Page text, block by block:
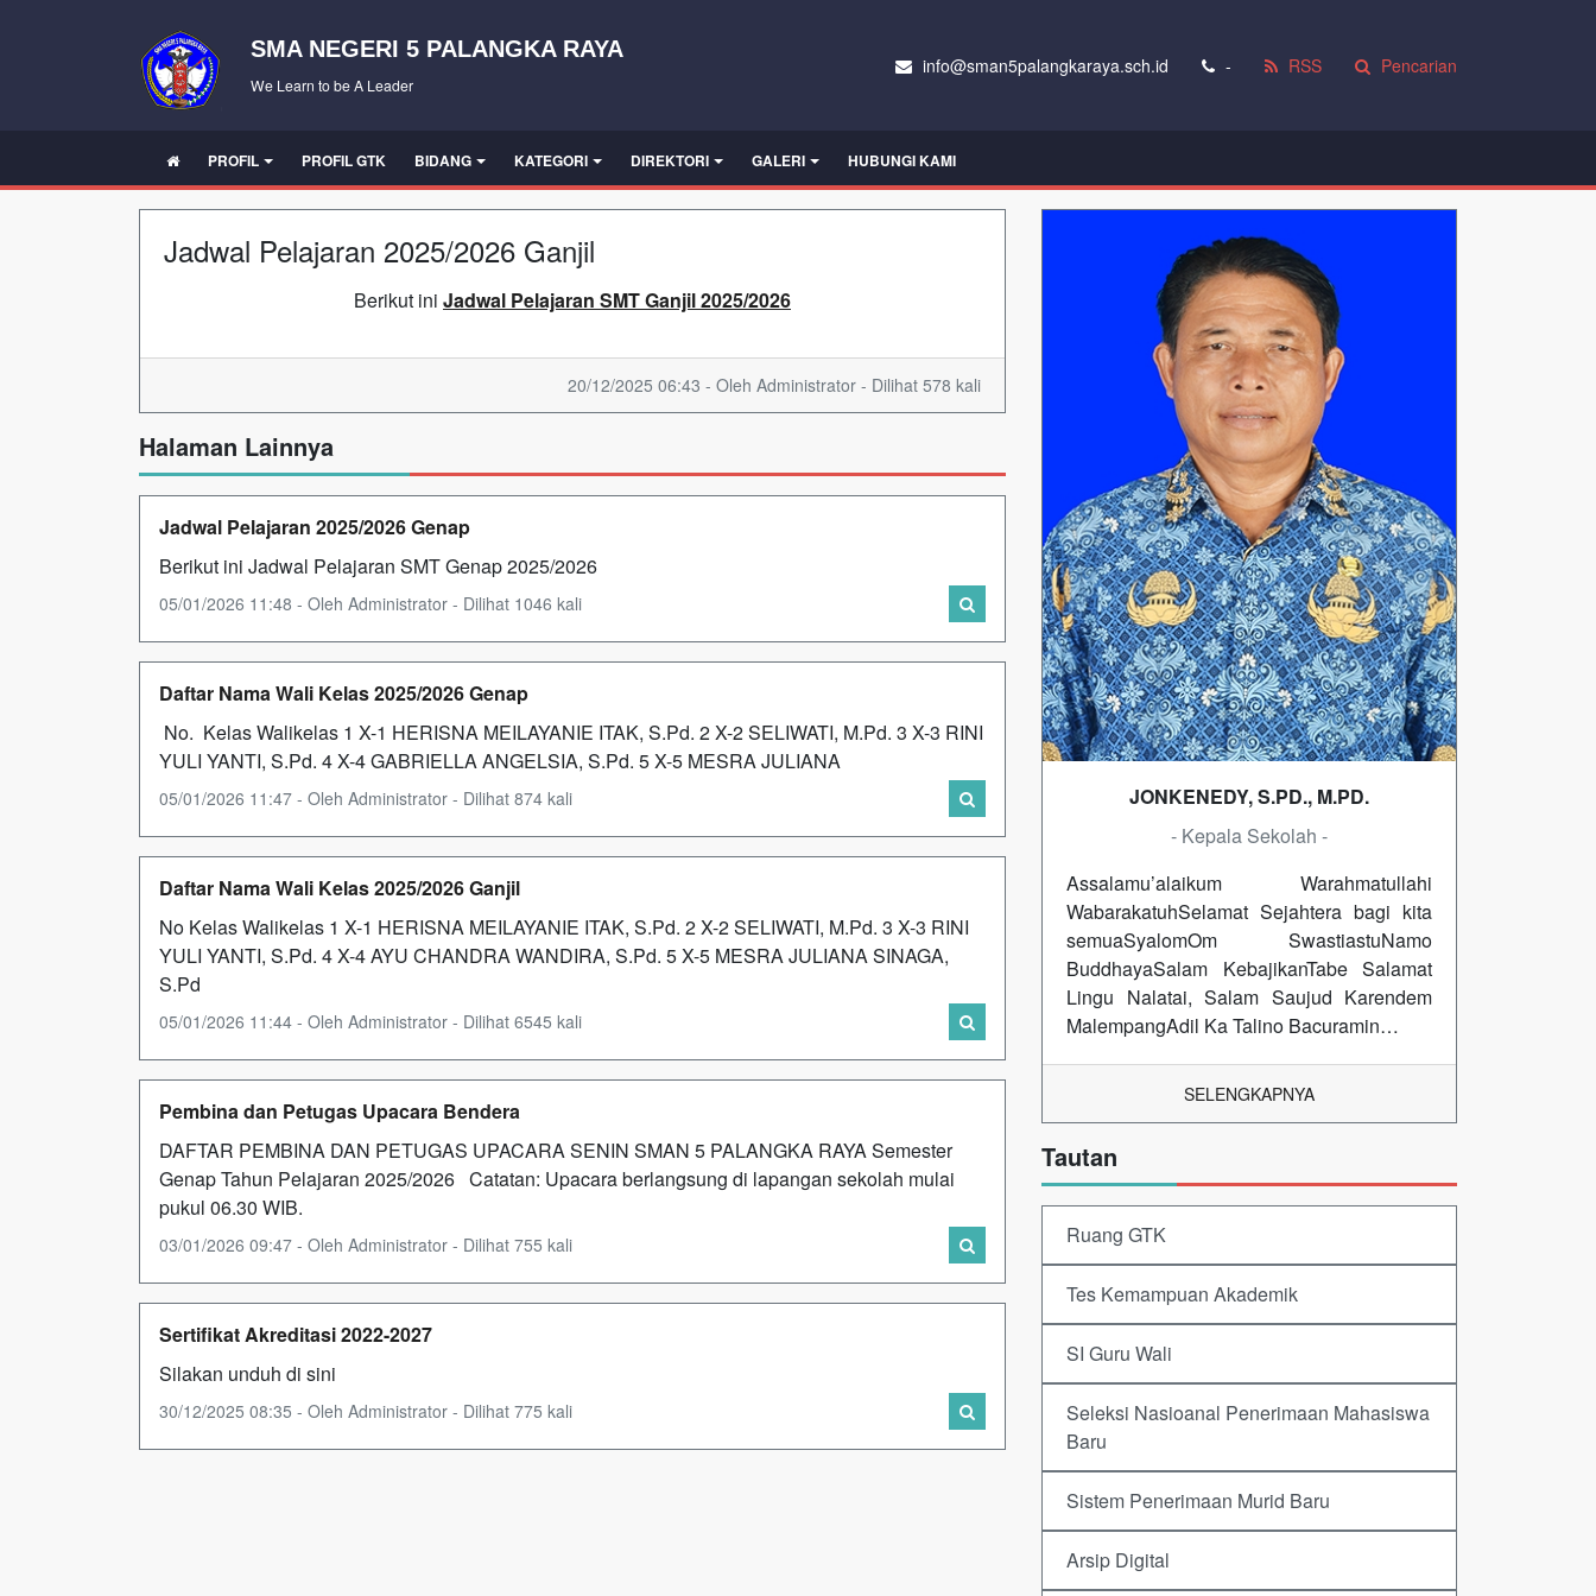
SMA NEGERI 5 PALANGKA RAYA
We Learn to be A Leader
info@sman5palangkaraya.sch.id - RSS Pencarian
PROFIL PROFIL GTK BIDANG KATEGORI DIREKTORI GALERI HUBUNGI KAMI
Jadwal Pelajaran 2025/2026 Ganjil
Berikut ini Jadwal Pelajaran SMT Ganjil 2025/2026
20/12/2025 06:43 - Oleh Administrator - Dilihat 578 kali
Halaman Lainnya
Jadwal Pelajaran 2025/2026 Genap
Berikut ini Jadwal Pelajaran SMT Genap 2025/2026
05/01/2026 11:48 - Oleh Administrator - Dilihat 1046 kali
Daftar Nama Wali Kelas 2025/2026 Genap
No. Kelas Walikelas 1 X-1 HERISNA MEILAYANIE ITAK, S.Pd. 2 X-2 SELIWATI, M.Pd. 3 X-3 RINI
YULI YANTI, S.Pd. 4 X-4 GABRIELLA ANGELSIA, S.Pd. 5 X-5 MESRA JULIANA
05/01/2026 11:47 - Oleh Administrator - Dilihat 874 kali
Daftar Nama Wali Kelas 2025/2026 Ganjil
No Kelas Walikelas 1 X-1 HERISNA MEILAYANIE ITAK, S.Pd. 2 X-2 SELIWATI, M.Pd. 3 X-3 RINI
YULI YANTI, S.Pd. 4 X-4 AYU CHANDRA WANDIRA, S.Pd. 5 X-5 MESRA JULIANA SINAGA,
S.Pd
05/01/2026 11:44 - Oleh Administrator - Dilihat 6545 kali
Pembina dan Petugas Upacara Bendera
DAFTAR PEMBINA DAN PETUGAS UPACARA SENIN SMAN 5 PALANGKA RAYA Semester
Genap Tahun Pelajaran 2025/2026 Catatan: Upacara berlangsung di lapangan sekolah mulai
pukul 06.30 WIB.
03/01/2026 09:47 - Oleh Administrator - Dilihat 755 kali
Sertifikat Akreditasi 2022-2027
Silakan unduh di sini
30/12/2025 08:35 - Oleh Administrator - Dilihat 775 kali
JONKENEDY, S.PD., M.PD.
- Kepala Sekolah -
Assalamu’alaikum Warahmatullahi
WabarakatuhSelamat Sejahtera bagi kita
semuaSyalomOm SwastiastuNamo
BuddhayaSalam KebajikanTabe Salamat
Lingu Nalatai, Salam Saujud Karendem
MalempangAdil Ka Talino Bacuramin…
SELENGKAPNYA
Tautan
Ruang GTK
Tes Kemampuan Akademik
SI Guru Wali
Seleksi Nasioanal Penerimaan Mahasiswa
Baru
Sistem Penerimaan Murid Baru
Arsip Digital